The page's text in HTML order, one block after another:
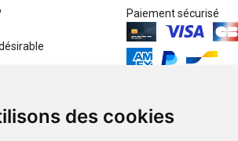
des cookies
Paiement sécurisé
Retrait à la pharmacie